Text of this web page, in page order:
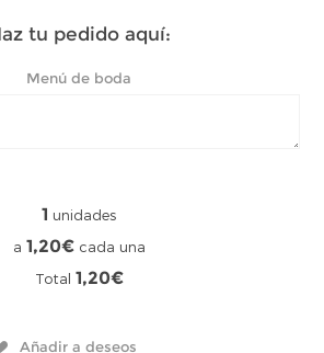
tu pedido aquí:
Menú de boda
1 unidades
a 1,20€cada una
Total 1,20€